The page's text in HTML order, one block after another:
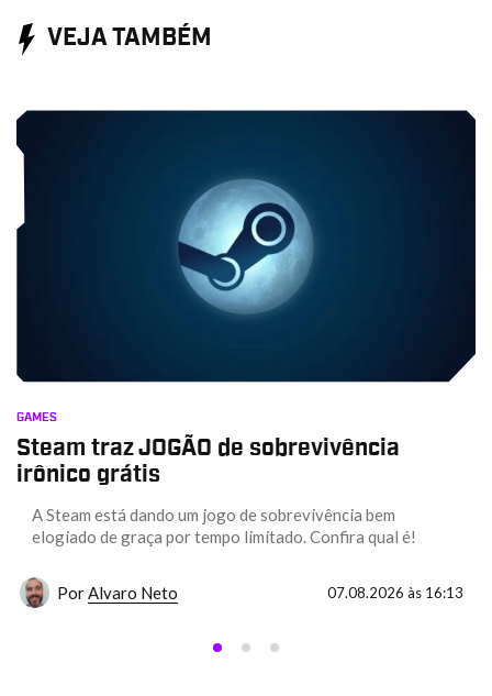
VEJA TAMBÉM
GAMES
Steam traz JOGÃO de sobrevivência
irônico grátis
A Steam está dando um jogo de sobrevivência bem
elogiado de graça por tempo limitado. Confira qual é!
PorAlvaro Neto 07.08.2026 às 16:13